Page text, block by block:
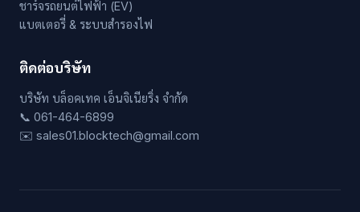
ชาร์จรถยนต์ไฟฟ้า (EV)
แบตเตอรี่ & ระบบสำรองไฟ
ติดต่อบริษัท
บริษัท บล็อคเทค เอ็นจิเนียริ่ง จำกัด
📞 061-464-6899
✉️ sales01.blocktech@gmail.com